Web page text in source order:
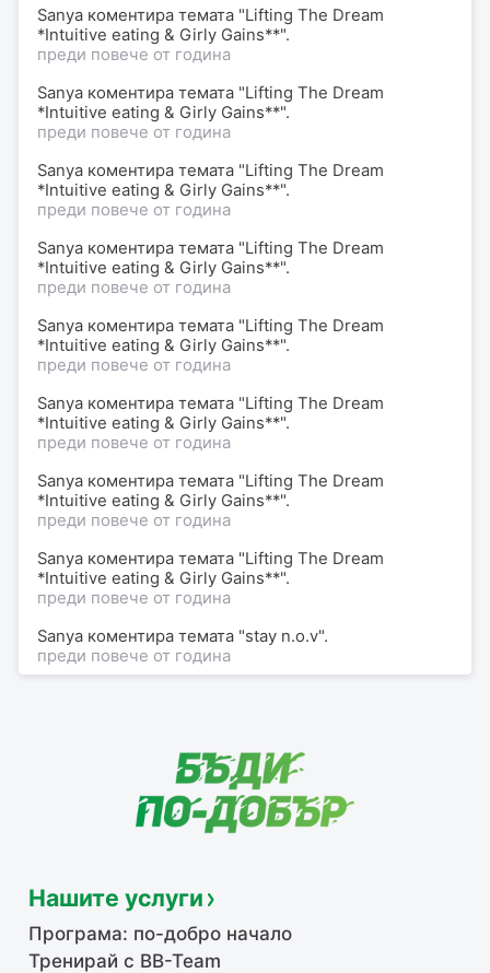
Sanya коментира темата "Lifting The Dream
*Intuitive eating & Girly Gains**".
преди повече от година
Sanya коментира темата "Lifting The Dream
*Intuitive eating & Girly Gains**".
преди повече от година
Sanya коментира темата "Lifting The Dream
*Intuitive eating & Girly Gains**".
преди повече от година
Sanya коментира темата "Lifting The Dream
*Intuitive eating & Girly Gains**".
преди повече от година
Sanya коментира темата "Lifting The Dream
*Intuitive eating & Girly Gains**".
преди повече от година
Sanya коментира темата "Lifting The Dream
*Intuitive eating & Girly Gains**".
преди повече от година
Sanya коментира темата "Lifting The Dream
*Intuitive eating & Girly Gains**".
преди повече от година
Sanya коментира темата "Lifting The Dream
*Intuitive eating & Girly Gains**".
преди повече от година
Sanya коментира темата "stay n.o.v".
преди повече от година
Нашите услуги
Програма: по-добро начало
Тренирай с BB-Team